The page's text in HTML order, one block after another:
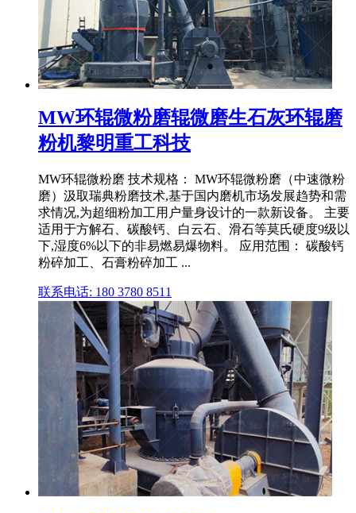
MW环辊微粉磨辊微磨生石灰环辊磨
粉机黎明重工科技
MW环辊微粉磨 技术规格： MW环辊微粉磨（中速微粉
磨）汲取瑞典粉磨技术,基于国内磨机市场发展趋势和需
求情况,为超细粉加工用户量身设计的一款新设备。 主要
适用于方解石、碳酸钙、白云石、滑石等莫氏硬度9级以
下,湿度6%以下的非易燃易爆物料。 应用范围： 碳酸钙
粉碎加工、石膏粉碎加工 ...
联系电话: 180 3780 8511